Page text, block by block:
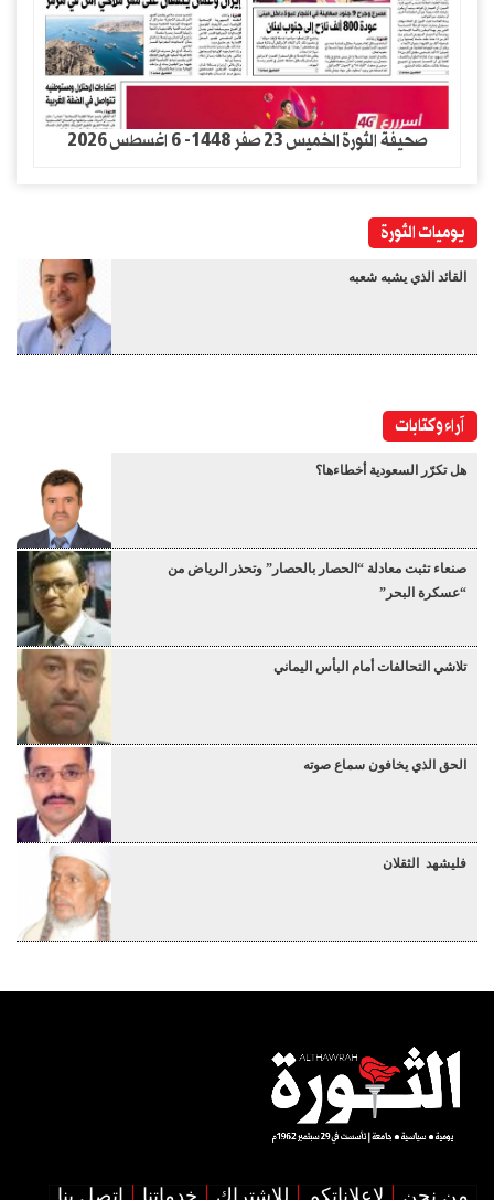
صحيفة الثورة الخميس 23 صفر 1448- 6 اغسطس 2026
يوميات الثورة
القائد الذي يشبه شعبه
آراء وكتابات
هل تكرّر السعودية أخطاءها؟
صنعاء تثبت معادلة “الحصار بالحصار” وتحذر الرياض من
“عسكرة البحر”
تلاشي التحالفات أمام البأس اليماني
الحق الذي يخافون سماع صوته
فليشهد الثقلان